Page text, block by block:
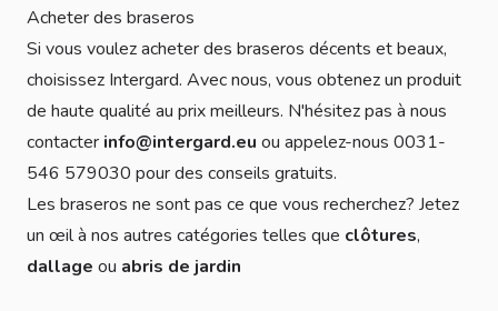
Acheter des braseros
Si vous voulez acheter des braseros décents et beaux,
choisissez Intergard. Avec nous, vous obtenez un produit
de haute qualité au prix meilleurs. N'hésitez pas à nous
contacter info@intergard.eu ou appelez-nous 0031-
546 579030 pour des conseils gratuits.
Les braseros ne sont pas ce que vous recherchez? Jetez
un œil à nos autres catégories telles que clôtures,
dallage ou abris de jardin